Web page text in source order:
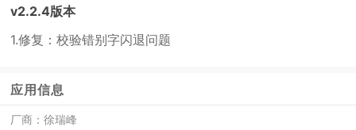
v2.2.4版本
1.修复：校验错别字闪退问题
应用信息
厂商：徐瑞峰